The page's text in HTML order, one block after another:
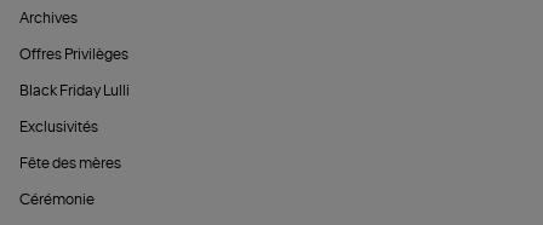
Archives
Offres Privilèges
Black Friday Lulli
Exclusivités
Fête des mères
Cérémonie